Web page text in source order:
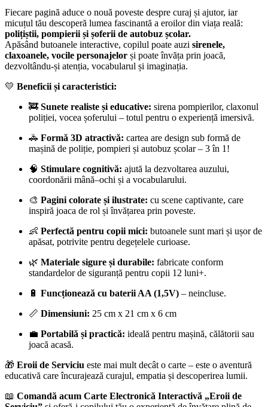
Fiecare pagină aduce o nouă poveste despre curaj și ajutor, iar
micuțul tău descoperă lumea fascinantă a eroilor din viața reală:
polițiștii, pompierii și șoferii de autobuz școlar.
Apăsând butoanele interactive, copilul poate auzi sirenele,
claxoanele, vocile personajelor și poate învăța prin joacă,
dezvoltându-și atenția, vocabularul și imaginația.
💛 Beneficii și caracteristici:
🚒 Sunete realiste și educative: sirena pompierilor, claxonul
poliției, vocea șoferului – totul pentru o experiență imersivă.
🚓 Formă 3D atractivă: cartea are design sub formă de
mașină de poliție, pompieri și autobuz școlar – 3 în 1!
🧠 Stimulare cognitivă: ajută la dezvoltarea auzului,
coordonării mână–ochi și a vocabularului.
🎨 Pagini colorate și ilustrate: cu scene captivante, care
inspiră joaca de rol și învățarea prin poveste.
👶 Perfectă pentru copii mici: butoanele sunt mari și ușor de
apăsat, potrivite pentru degețelele curioase.
🌿 Materiale sigure și durabile: fabricate conform
standardelor de siguranță pentru copii 12 luni+.
🔋 Funcționează cu baterii AA (1,5V) – neincluse.
📏 Dimensiuni: 25 cm x 21 cm x 6 cm
💼 Portabilă și practică: ideală pentru mașină, călătorii sau
joacă acasă.
🎁 Eroii de Serviciu este mai mult decât o carte – este o aventură
educativă care încurajează curajul, empatia și descoperirea lumii.
📖 Comandă acum Carte Electronică Interactivă „Eroii de